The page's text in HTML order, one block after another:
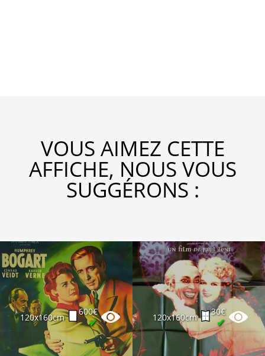
VOUS AIMEZ CETTE
AFFICHE, NOUS VOUS
SUGGÉRONS :
120x160cm
600€
✔ 120x160cm
30€
✔